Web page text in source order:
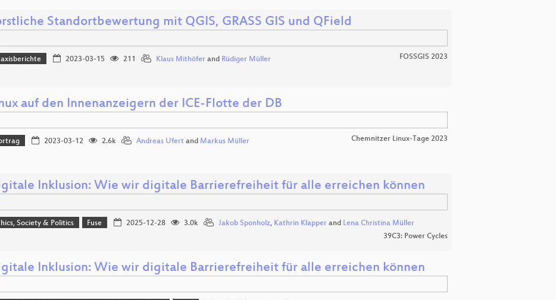
Standortbewertung mit QGIS, GRASS GIS und QField
2023-03-15 211 Klaus Mithöferand Rüdiger Müller FOSSGIS 2023
auf den Innenanzeigern der ICE-Flotte der DB
2023-03-12 2.6k Andreas Ufertand Markus Müller Chemnitzer Linux-Tage 2023
Inklusion: Wie wir digitale Barrierefreiheit für alle erreichen können
Society & Politics Fuse 2025-12-28 3.0k Jakob Sponholz, Kathrin Klapperand Lena Christina Müller
39C3: Power Cycles
Inklusion: Wie wir digitale Barrierefreiheit für alle erreichen können